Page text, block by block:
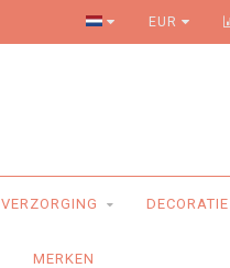
Levering aan huis
EUR
VERZORGING DECORATIE
MERKEN